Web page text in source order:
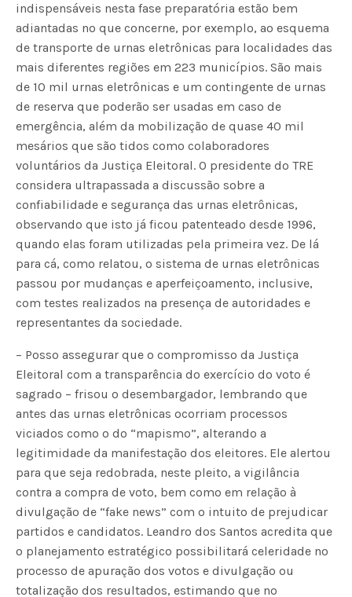
indispensáveis nesta fase preparatória estão bem
adiantadas no que concerne, por exemplo, ao esquema
de transporte de urnas eletrônicas para localidades das
mais diferentes regiões em 223 municípios. São mais
de 10 mil urnas eletrônicas e um contingente de urnas
de reserva que poderão ser usadas em caso de
emergência, além da mobilização de quase 40 mil
mesários que são tidos como colaboradores
voluntários da Justiça Eleitoral. O presidente do TRE
considera ultrapassada a discussão sobre a
confiabilidade e segurança das urnas eletrônicas,
observando que isto já ficou patenteado desde 1996,
quando elas foram utilizadas pela primeira vez. De lá
para cá, como relatou, o sistema de urnas eletrônicas
passou por mudanças e aperfeiçoamento, inclusive,
com testes realizados na presença de autoridades e
representantes da sociedade.
– Posso assegurar que o compromisso da Justiça
Eleitoral com a transparência do exercício do voto é
sagrado – frisou o desembargador, lembrando que
antes das urnas eletrônicas ocorriam processos
viciados como o do “mapismo”, alterando a
legitimidade da manifestação dos eleitores. Ele alertou
para que seja redobrada, neste pleito, a vigilância
contra a compra de voto, bem como em relação à
divulgação de “fake news” com o intuito de prejudicar
partidos e candidatos. Leandro dos Santos acredita que
o planejamento estratégico possibilitará celeridade no
processo de apuração dos votos e divulgação ou
totalização dos resultados, estimando que no